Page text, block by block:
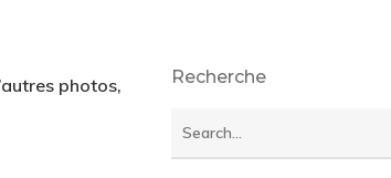
photos,
Recherche